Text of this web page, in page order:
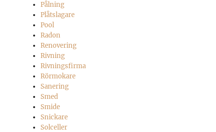
Pålning
Plåtslagare
Pool
Radon
Renovering
Rivning
Rivningsfirma
Rörmokare
Sanering
Smed
Smide
Snickare
Solceller